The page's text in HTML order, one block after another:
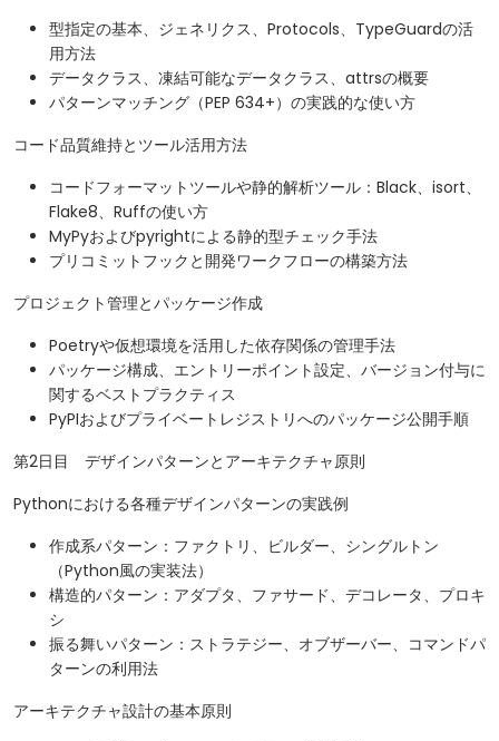
型指定の基本、ジェネリクス、Protocols、TypeGuardの活
用方法
データクラス、凍結可能なデータクラス、attrsの概要
パターンマッチング（PEP 634+）の実践的な使い方
コード品質維持とツール活用方法
コードフォーマットツールや静的解析ツール：Black、isort、
Flake8、Ruffの使い方
MyPyおよびpyrightによる静的型チェック手法
プリコミットフックと開発ワークフローの構築方法
プロジェクト管理とパッケージ作成
Poetryや仮想環境を活用した依存関係の管理手法
パッケージ構成、エントリーポイント設定、バージョン付与に
関するベストプラクティス
PyPIおよびプライベートレジストリへのパッケージ公開手順
第2日目 デザインパターンとアーキテクチャ原則
Pythonにおける各種デザインパターンの実践例
作成系パターン：ファクトリ、ビルダー、シングルトン
（Python風の実装法）
構造的パターン：アダプタ、ファサード、デコレータ、プロキ
シ
振る舞いパターン：ストラテジー、オブザーバー、コマンドパ
ターンの利用法
アーキテクチャ設計の基本原則